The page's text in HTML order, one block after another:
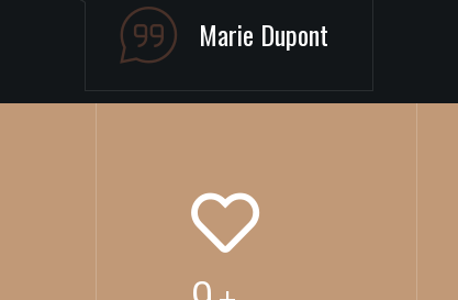
Thomas Vermeulen